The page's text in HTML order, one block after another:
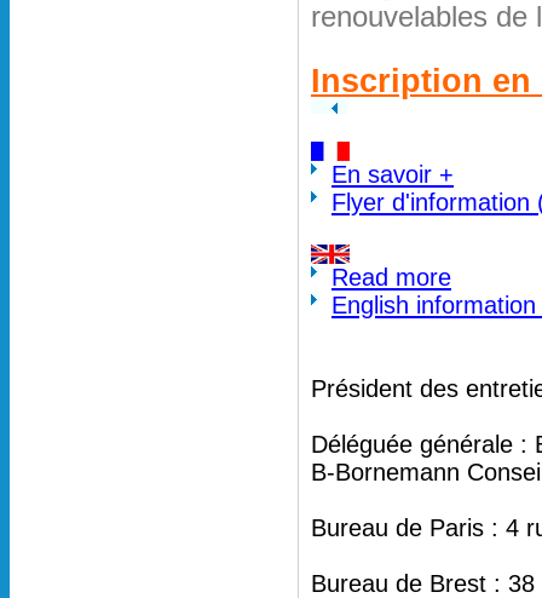
renouvelables de
Inscription en
En savoir +
Flyer d'information
Read more
English
Président des
Déléguée générale :
B-Bornemann
Bureau de Paris : 4
Bureau de Brest :